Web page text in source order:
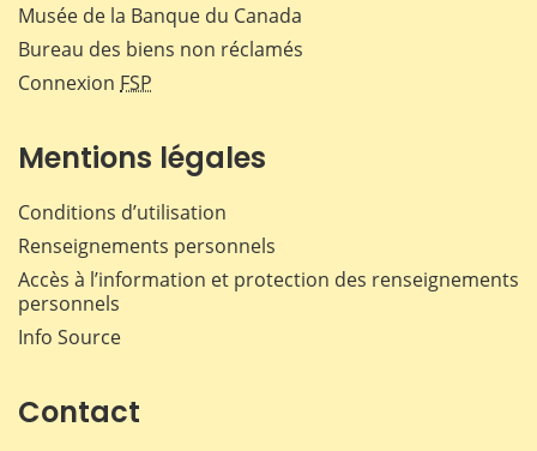
Musée de la Banque du Canada
Bureau des biens non réclamés
Connexion FSP
Mentions légales
Conditions d’utilisation
Renseignements personnels
Accès à l’information et protection des renseignements
personnels
Info Source
Contact